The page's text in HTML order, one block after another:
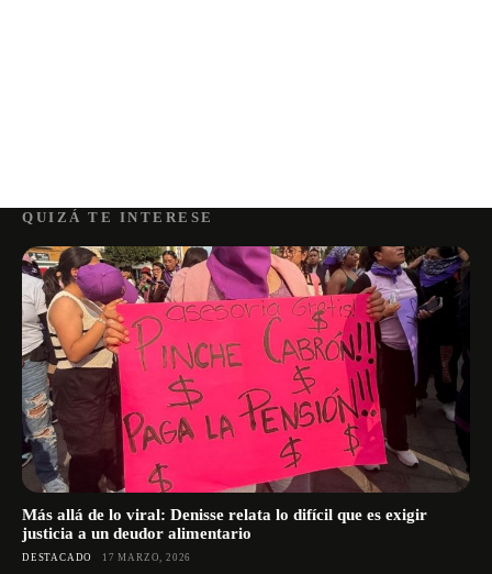
QUIZÁ TE INTERESE
Más allá de lo viral: Denisse relata lo difícil que es exigir
justicia a un deudor alimentario
DESTACADO 17 MARZO, 2026